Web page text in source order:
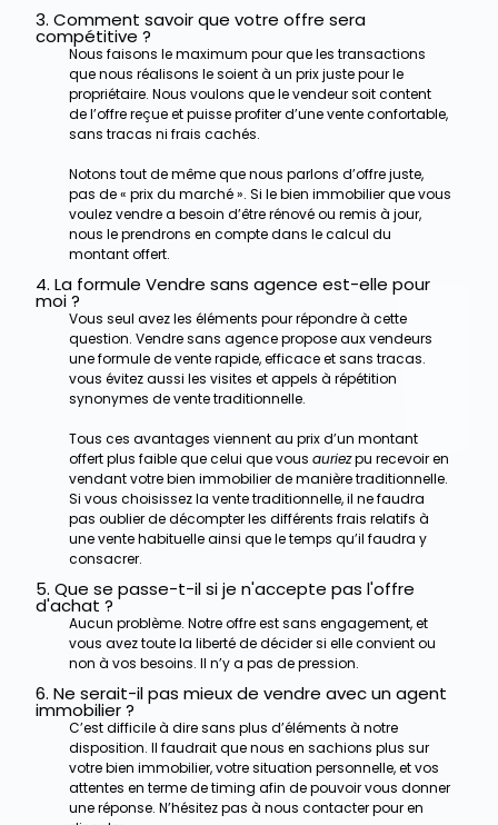
3. Comment savoir que votre offre sera
compétitive ?
Nous faisons le maximum pour que les transactions
que nous réalisons le soient à un prix juste pour le
propriétaire. Nous voulons que le vendeur soit content
de l’offre reçue et puisse profiter d’une vente confortable,
sans tracas ni frais cachés.
Notons tout de même que nous parlons d’offre juste,
pas de « prix du marché ». Si le bien immobilier que vous
voulez vendre a besoin d’être rénové ou remis à jour,
nous le prendrons en compte dans le calcul du
montant offert.
4. La formule Vendre sans agence est-elle pour
moi ?
Vous seul avez les éléments pour répondre à cette
question. Vendre sans agence propose aux vendeurs
une formule de vente rapide, efficace et sans tracas.
vous évitez aussi les visites et appels à répétition
synonymes de vente traditionnelle.
Tous ces avantages viennent au prix d’un montant
offert plus faible que celui que vous auriezpu recevoir en
vendant votre bien immobilier de manière traditionnelle.
Si vous choisissez la vente traditionnelle, il ne faudra
pas oublier de décompter les différents frais relatifs à
une vente habituelle ainsi que le temps qu’il faudra y
consacrer.
5. Que se passe-t-il si je n'accepte pas l'offre
d'achat ?
Aucun problème. Notre offre est sans engagement, et
vous avez toute la liberté de décider si elle convient ou
non à vos besoins. Il n’y a pas de pression.
6. Ne serait-il pas mieux de vendre avec un agent
immobilier ?
C’est difficile à dire sans plus d’éléments à notre
disposition. Il faudrait que nous en sachions plus sur
votre bien immobilier, votre situation personnelle, et vos
attentes en terme de timing afin de pouvoir vous donner
une réponse. N’hésitez pas à nous contacter pour en